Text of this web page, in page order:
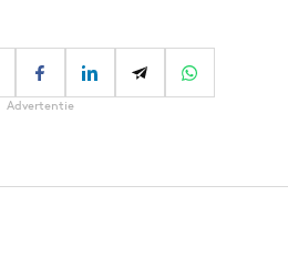
Advertentie